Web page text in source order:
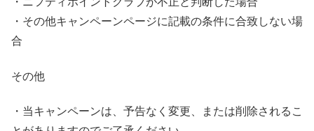
・その他キャンペーンページに記載の条件に合致しない場
合
その他
・当キャンペーンは、予告なく変更、または削除されるこ